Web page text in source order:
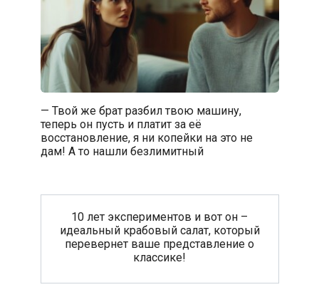
— Твой же брат разбил твою машину,
теперь он пусть и платит за её
восстановление, я ни копейки на это не
дам! А то нашли безлимитный
10 лет экспериментов и вот он –
идеальный крабовый салат, который
перевернет ваше представление о
классике!